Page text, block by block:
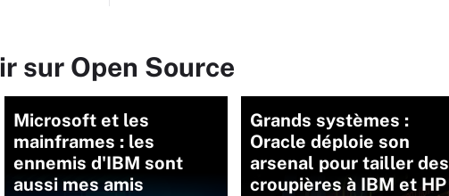
sur Open Source
Microsoft et les
mainframes : les
ennemis d'IBM sont
aussi mes amis
Grands systèmes :
Oracle déploie son
arsenal pour tailler des
croupières à IBM et HP